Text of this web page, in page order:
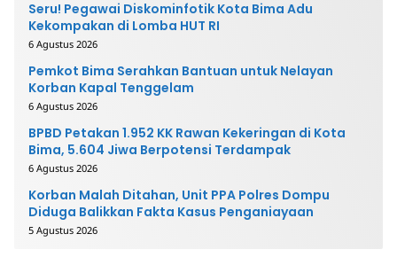
Seru! Pegawai Diskominfotik Kota Bima Adu
Kekompakan di Lomba HUT RI
6 Agustus 2026
Pemkot Bima Serahkan Bantuan untuk Nelayan
Korban Kapal Tenggelam
6 Agustus 2026
BPBD Petakan 1.952 KK Rawan Kekeringan di Kota
Bima, 5.604 Jiwa Berpotensi Terdampak
6 Agustus 2026
Korban Malah Ditahan, Unit PPA Polres Dompu
Diduga Balikkan Fakta Kasus Penganiayaan
5 Agustus 2026